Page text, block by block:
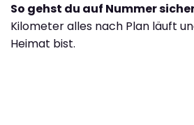
So gehst du auf Nummer
Kilometer alles nach Plan läuft
Heimat bist.